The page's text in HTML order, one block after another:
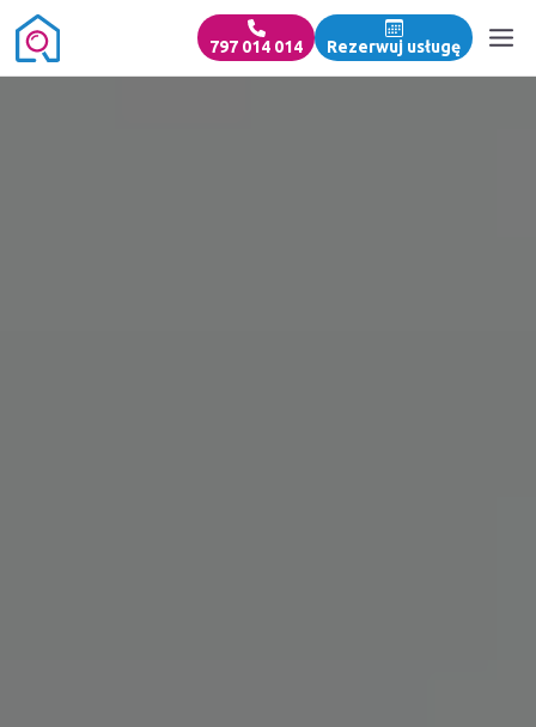
797 014 014 Rezerwuj usługę